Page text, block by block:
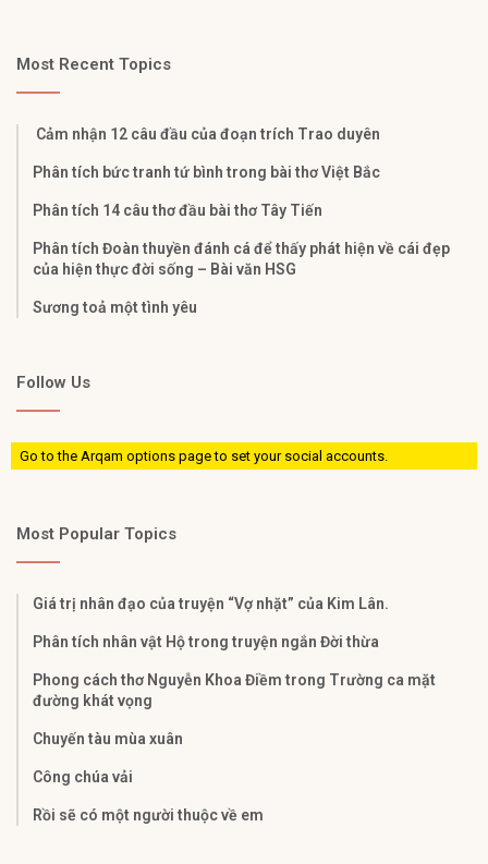
Most Recent Topics
Cảm nhận 12 câu đầu của đoạn trích Trao duyên
Phân tích bức tranh tứ bình trong bài thơ Việt Bắc
Phân tích 14 câu thơ đầu bài thơ Tây Tiến
Phân tích Đoàn thuyền đánh cá để thấy phát hiện về cái đẹp
của hiện thực đời sống – Bài văn HSG
Sương toả một tình yêu
Follow Us
Go to the Arqam options page to set your social accounts.
Most Popular Topics
Giá trị nhân đạo của truyện “Vợ nhặt” của Kim Lân.
Phân tích nhân vật Hộ trong truyện ngắn Đời thừa
Phong cách thơ Nguyễn Khoa Điềm trong Trường ca mặt
đường khát vọng
Chuyến tàu mùa xuân
Công chúa vải
Rồi sẽ có một người thuộc về em